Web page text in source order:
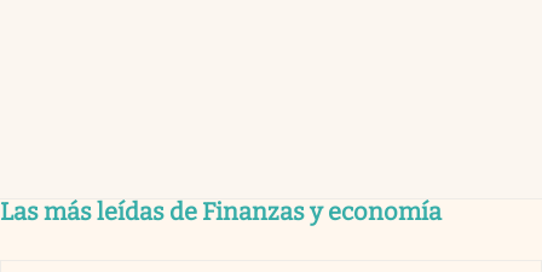
Las más leídas de Finanzas y economía